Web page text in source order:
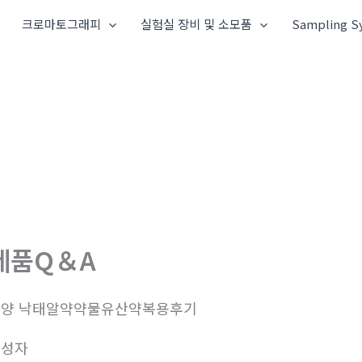
크로마토그래피 실험실 장비 및 소모품 Sampling
품Q＆A
낙태알약약물유산약복용후기
자